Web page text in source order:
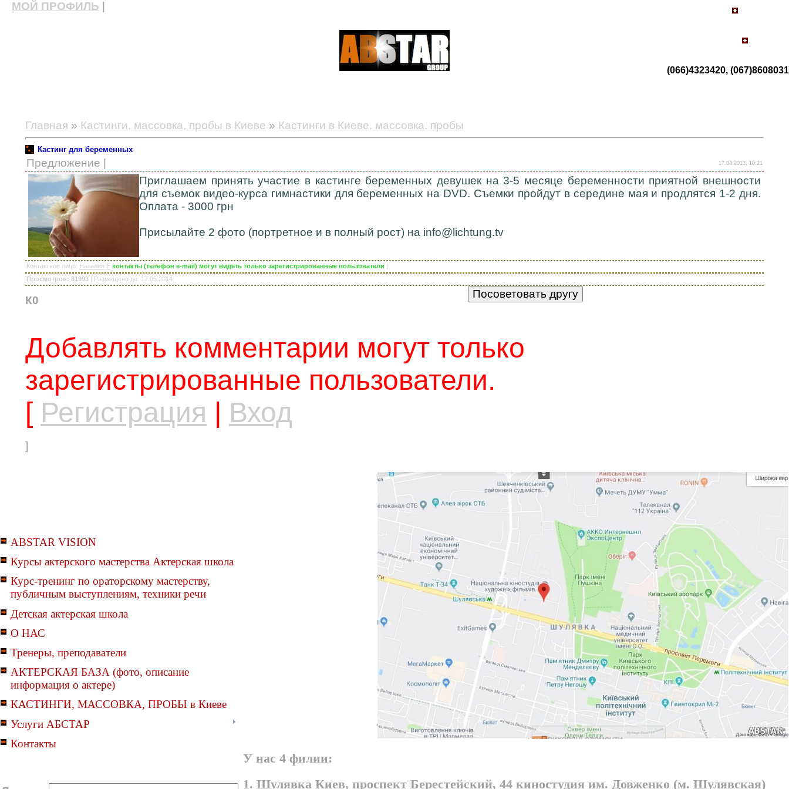
МОЙ ПРОФИЛЬ
(066)4323420, (067)8608031
Главная » Кастинги, массовка, пробы в Киеве » Кастинги в Киеве, массовка, пробы
Кастинг для беременных
Предложение | 17.04.2013, 10:21
Приглашаем принять участие в кастинге беременных девушек на 3-5 месяце беременности приятной внешности
для съемок видео-курса гимнастики для беременных на DVD. Съемки пройдут в середине мая и продлятся 1-2 дня.
Оплата - 3000 грн
Присылайте 2 фото (портретное и в полный рост) на info@lichtung.tv
Контактное лицо: Наталия E контакты (телефон e-mail) могут видеть только зарегистрированные пользователи |
Просмотров: 81993 | Размещено до: 17.05.2014
К0
Добавлять комментарии могут только
зарегистрированные пользователи.
[ Регистрация Вход
]
ABSTAR VISION
Курсы актерского мастерства Актерская школа
Курс-тренинг по ораторскому мастерству,
публичным выступлениям, техники речи
Детская актерская школа
О НАС
Тренеры, преподаватели
АКТЕРСКАЯ БАЗА (фото, описание
информация о актере)
КАСТИНГИ, МАССОВКА, ПРОБЫ в Киеве
Услуги АБСТАР
Контакты
У нас 4 филии:
1. Шулявка Киев, проспект Берестейский, 44 киностудия им. Довженко (м. Шулявская)